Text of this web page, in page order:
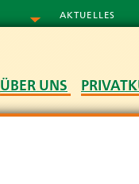
AKTUELLES
ÜBER UNS